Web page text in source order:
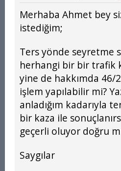
Merhaba Ahmet bey
istediğim;
Ters yönde seyretme
herhangi bir bir trafik
yine de hakkımda 46/
işlem yapılabilir mi?
anladığım kadarıyla
bir kaza ile
geçerli oluyor doğru
Saygılar